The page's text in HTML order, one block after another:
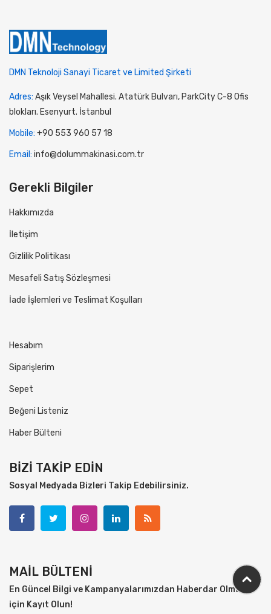
DMN Teknoloji Sanayi Ticaret ve Limited Şirketi
Adres: Aşık Veysel Mahallesi. Atatürk Bulvarı, ParkCity C-8 Ofis
blokları. Esenyurt. İstanbul
Mobile: +90 553 960 57 18
Email: info@dolummakinasi.com.tr
Gerekli Bilgiler
Hakkımızda
İletişim
Gizlilik Politikası
Mesafeli Satış Sözleşmesi
İade İşlemleri ve Teslimat Koşulları
Hesabım
Siparişlerim
Sepet
Beğeni Listeniz
Haber Bülteni
BİZİ TAKİP EDİN
Sosyal Medyada Bizleri Takip Edebilirsiniz.
MAİL BÜLTENİ
En Güncel Bilgi ve Kampanyalarımızdan Haberdar Olmak
için Kayıt Olun!